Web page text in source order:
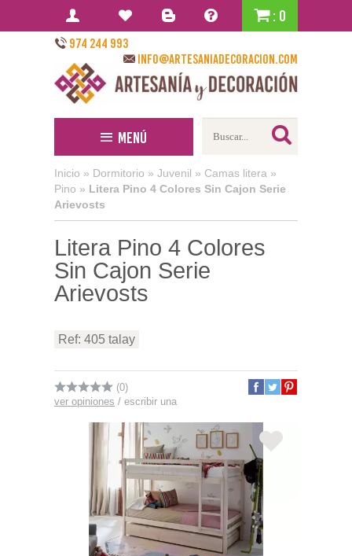
: 0
974 244 993
info@artesaniadecoracion.com
Menú
Inicio » Dormitorio » Juvenil » Camas litera »
Pino » Litera Pino 4 Colores Sin Cajon Serie
Arievosts
Litera Pino 4 Colores
Sin Cajon Serie
Arievosts
Ref: 405 talay
(0)
ver opiniones / escribir una